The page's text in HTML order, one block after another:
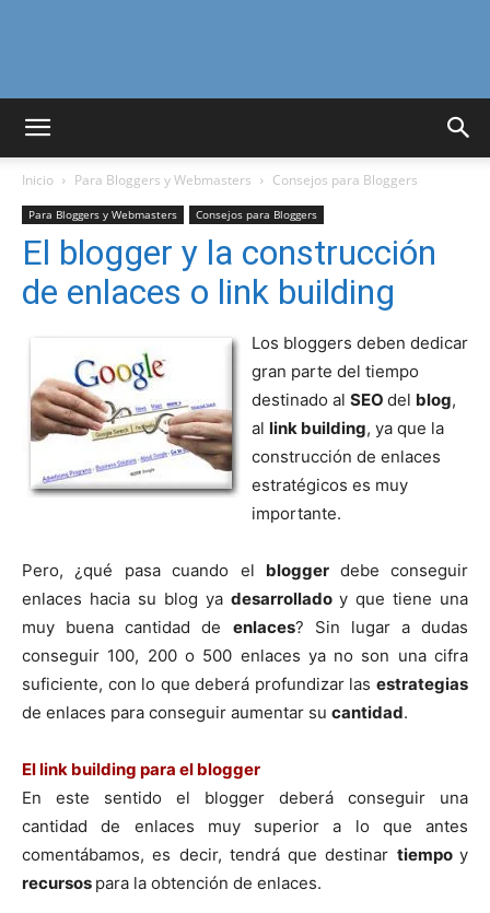
Curiosidades
del
Mundo
Inicio Para Bloggers y Webmasters Consejos para Bloggers
Para Bloggers y Webmasters Consejos para Bloggers
El blogger y la construcción
de enlaces o link building
Los bloggers deben dedicar
gran parte del tiempo
destinado al SEO del blog,
al link building, ya que la
construcción de enlaces
estratégicos es muy
importante.
Pero, ¿qué pasa cuando el blogger debe conseguir
enlaces hacia su blog ya desarrollado y que tiene una
muy buena cantidad de enlaces? Sin lugar a dudas
conseguir 100, 200 o 500 enlaces ya no son una cifra
suficiente, con lo que deberá profundizar las estrategias
de enlaces para conseguir aumentar su cantidad.
El link building para el blogger
En este sentido el blogger deberá conseguir una
cantidad de enlaces muy superior a lo que antes
comentábamos, es decir, tendrá que destinar tiempoy
recursos para la obtención de enlaces.